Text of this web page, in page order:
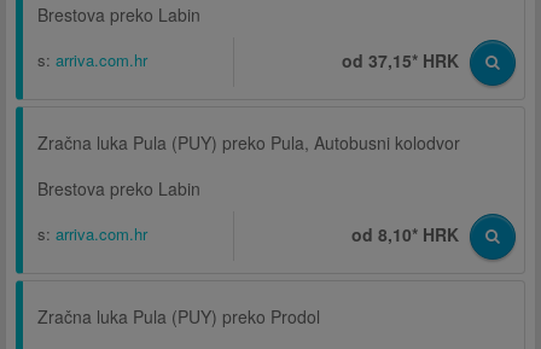
Brestova preko Labin
s: arriva.com.hr od 37,15* HRK
Zračna luka Pula (PUY) preko Pula, Autobusni kolodvor
Brestova preko Labin
s: arriva.com.hr od 8,10* HRK
Zračna luka Pula (PUY) preko Prodol